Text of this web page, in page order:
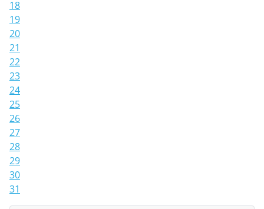
18
19
20
21
22
23
24
25
26
27
28
29
30
31